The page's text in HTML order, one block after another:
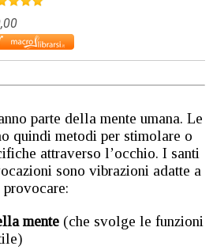
parte della mente umana. Le
quindi metodi per stimolare o
attraverso l’occhio. I santi
sono vibrazioni adatte a
provocare:
mente (che svolge le funzioni